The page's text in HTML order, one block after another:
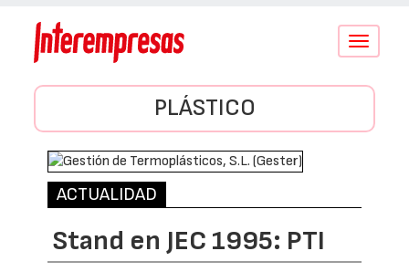
Conmutar
PLÁSTICO
ACTUALIDAD
Stand en JEC 1995: PTI